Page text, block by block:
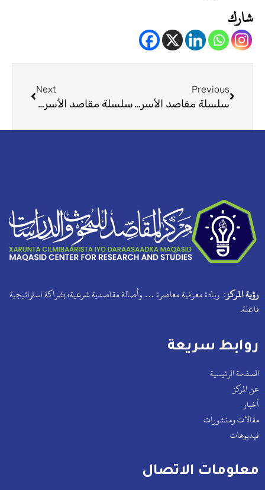
شارك
Previous
سلسلة مقاصد الأسرة وأثرها في رعاية حقوق الإنسان (4)
Next
سلسلة مقاصد الأسرة وأثرها في رعاية حقوق الإنسان (6)
رؤية المركز: ريادة معرفية معاصرة … وأصالة مقاصدية شرعية، بشراكة استراتيجية
فاعلة.
روابط سريعة
الصفحة الرئيسية
عن المركز
أخبار
مقالات ومنشورات
فيديوهات
معلومات الاتصال